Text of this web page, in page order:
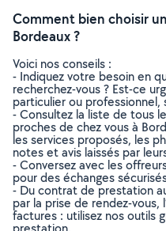
Comment bien choisir
Bordeaux ?
Voici nos conseils :
- Indiquez votre besoin en
recherchez-vous ? Est-ce
particulier ou professionnel,
- Consultez la liste de tous
proches de chez vous à
les services proposés, les
notes et avis laissés par
- Conversez avec les
pour des échanges
- Du contrat de prestation
par la prise de rendez-vous,
factures : utilisez nos outils